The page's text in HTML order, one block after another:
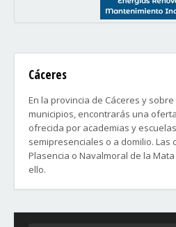
Cáceres
En la provincia de Cáceres y
municipios, encontrarás una
ofrecida por academias y
semipresenciales o a domilio. Las
Plasencia o Navalmoral de la
ello.